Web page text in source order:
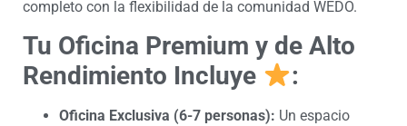
completo con la flexibilidad de la comunidad WEDO.
Tu Oficina Premium y de Alto
Rendimiento Incluye
:
Oficina Exclusiva (6-7 personas): Un espacio